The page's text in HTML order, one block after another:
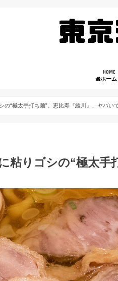
HOME
ホー
の“極太手打ち麺”。恵比寿『綾川』、ヤバいで
粘りゴシの“極太手